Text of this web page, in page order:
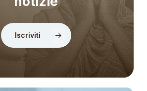
Iscriviti